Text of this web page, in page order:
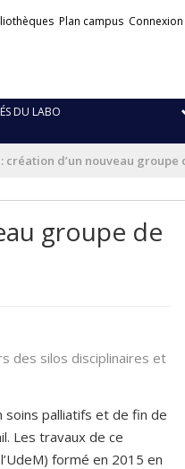
Plan campus Connexion
DU LABO
création d’un nouveau
groupe de
des silos disciplinaires et
soins palliatifs et de fin de
Les travaux de ce
formé en 2015 en